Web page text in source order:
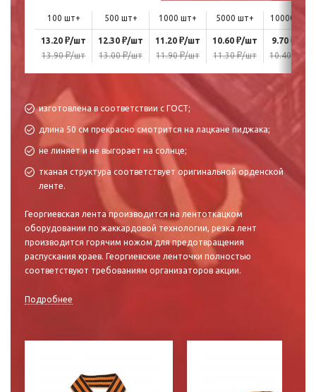
100 шт+ 500 шт+ 1000 шт+ 5000 шт+ 10000 шт+
13.20 ₽/шт
13.90₽/шт
12.30 ₽/шт
13.00₽/шт
11.20 ₽/шт
11.90₽/шт
10.60 ₽/шт
11.30₽/шт
9.70 ₽
10.40
/шт
изготовлена в соответствии с ГОСТ;
длина 50 см прекрасно смотрится на лацкане пиджака;
не линяет и не выгорает на солнце;
тканая структура соответствует оригинальной орденской
ленте.
Георгиевская лента производится на лентоткацком
оборудовании по жаккардовой технологии, резка лент
производится горячим ножом для предотвращения
распускания краев. Георгиевские ленточки полностью
соответствуют требованиям организаторов акции.
Подробнее